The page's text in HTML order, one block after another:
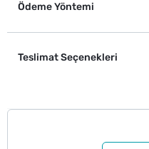
Ödeme Yöntemi
Teslimat Seçenekleri